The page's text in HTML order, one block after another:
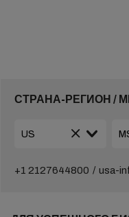
СТРАНА-РЕГИОН /
+1 2127644800 usa-